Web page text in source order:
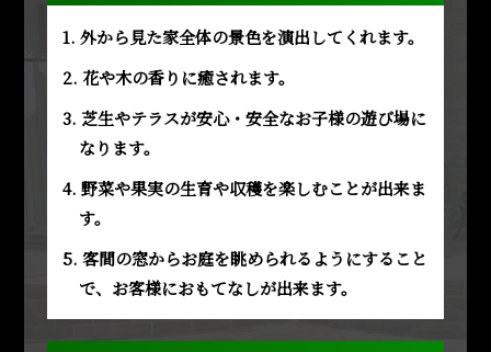
1. 外から見た家全体の景色を演出してくれます。
2. 花や木の香りに癒されます。
3. 芝生やテラスが安心・安全なお子様の遊び場に
なります。
4. 野菜や果実の生育や収穫を楽しむことが出来ま
す。
5. 客間の窓からお庭を眺められるようにすること
で、お客様におもてなしが出来ます。